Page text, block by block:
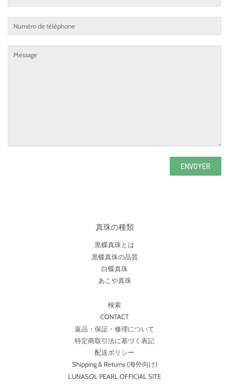
mails
Numéro
de
téléphone
Message
真珠の種類
黒蝶真珠とは
黒蝶真珠の品質
白蝶真珠
あこや真珠
検索
CONTACT
返品・保証・修理について
特定商取引法に基づく表記
配送ポリシー
Shipping & Returns (海外向け)
LUNASOL PEARL OFFICIAL SITE